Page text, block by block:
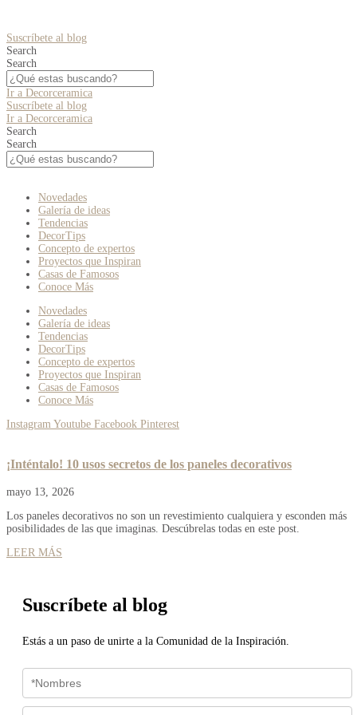
Suscríbete al blog
Search
Search
Ir a Decorceramica
Suscríbete al blog
Ir a Decorceramica
Search
Search
Novedades
Galería de ideas
Tendencias
DecorTips
Concepto de expertos
Proyectos que Inspiran
Casas de Famosos
Conoce Más
Novedades
Galería de ideas
Tendencias
DecorTips
Concepto de expertos
Proyectos que Inspiran
Casas de Famosos
Conoce Más
Instagram Youtube Facebook Pinterest
¡Inténtalo! 10 usos secretos de los paneles decorativos
mayo 13, 2026
Los paneles decorativos no son un revestimiento cualquiera y esconden más
posibilidades de las que imaginas. Descúbrelas todas en este post.
LEER MÁS
Suscríbete al blog
Estás a un paso de unirte a la Comunidad de la Inspiración.